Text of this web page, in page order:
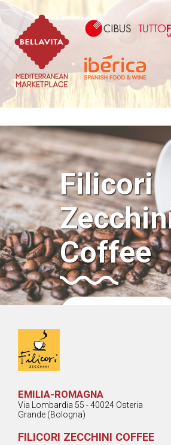
Bellavita Marketplace
Filicori
Coffee
EMILIA-ROMAGNA
Via Lombardia 55 - 40024 Osteria
Grande (Bologna)
FILICORI ZECCHINI COFFEE